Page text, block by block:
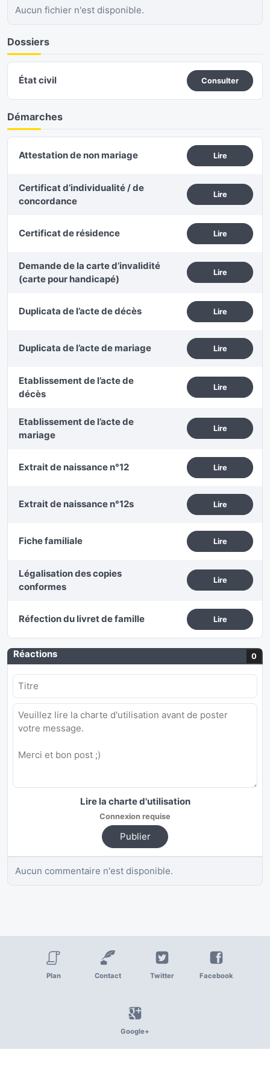
Aucun fichier n'est disponible.
Dossiers
État civil Consulter
Démarches
Attestation de non mariage Lire
Certificat d’individualité / de
concordance
Lire
Certificat de résidence Lire
Demande de la carte d’invalidité
(carte pour handicapé)
Lire
Duplicata de l’acte de décès Lire
Duplicata de l’acte de mariage Lire
Etablissement de l’acte de
décès
Lire
Etablissement de l’acte de
mariage
Lire
Extrait de naissance n°12 Lire
Extrait de naissance n°12s Lire
Fiche familiale Lire
Légalisation des copies
conformes
Lire
Réfection du livret de famille Lire
Réactions 0
Lire la charte d'utilisation
Connexion requise
Publier
Aucun commentaire n'est disponible.
Plan Contact Twitter Facebook
Google+